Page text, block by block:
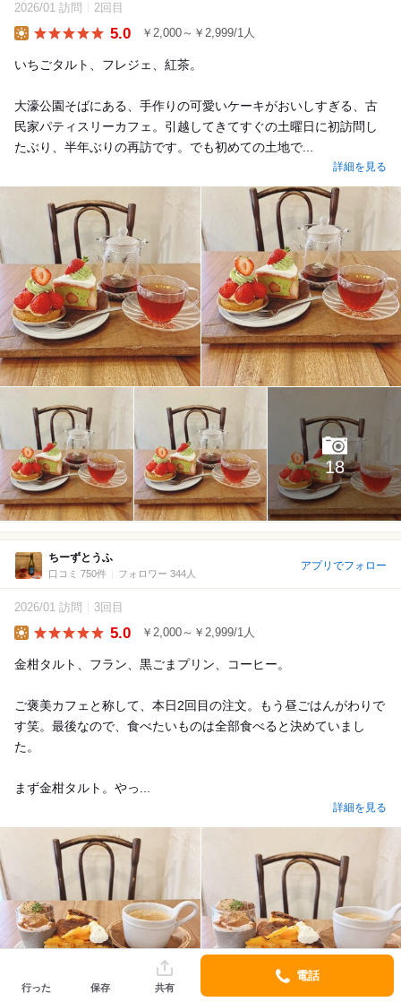
2026/01 訪問 2回目
5.0 ￥2,000～￥2,999/1人
いちごタルト、フレジェ、紅茶。
大濠公園そばにある、手作りの可愛いケーキがおいしすぎる、古
民家パティスリーカフェ。引越してきてすぐの土曜日に初訪問し
たぶり、半年ぶりの再訪です。でも初めての土地で...
詳細を見る
18
ちーずとうふ
口コミ 750件 フォロワー 344人
アプリでフォロー
2026/01 訪問 3回目
5.0 ￥2,000～￥2,999/1人
金柑タルト、フラン、黒ごまプリン、コーヒー。
ご褒美カフェと称して、本日2回目の注文。もう昼ごはんがわりで
す笑。最後なので、食べたいものは全部食べると決めていまし
た。
まず金柑タルト。やっ...
詳細を見る
行った 保存 共有
電話